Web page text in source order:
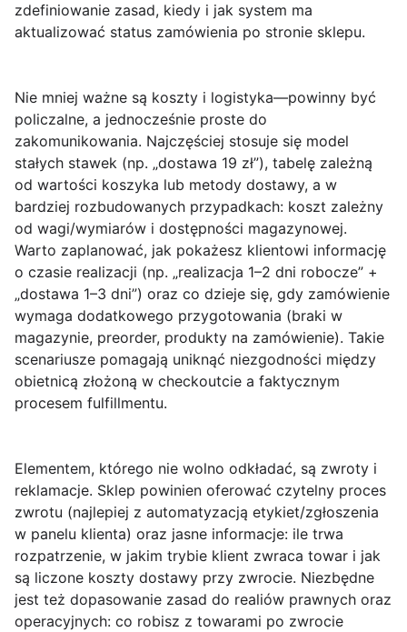
zdefiniowanie zasad, kiedy i jak system ma
aktualizować status zamówienia po stronie sklepu.
Nie mniej ważne są koszty i logistyka—powinny być
policzalne, a jednocześnie proste do
zakomunikowania. Najczęściej stosuje się model
stałych stawek (np. „dostawa 19 zł”), tabelę zależną
od wartości koszyka lub metody dostawy, a w
bardziej rozbudowanych przypadkach: koszt zależny
od wagi/wymiarów i dostępności magazynowej.
Warto zaplanować, jak pokażesz klientowi informację
o czasie realizacji (np. „realizacja 1–2 dni robocze” +
„dostawa 1–3 dni”) oraz co dzieje się, gdy zamówienie
wymaga dodatkowego przygotowania (braki w
magazynie, preorder, produkty na zamówienie). Takie
scenariusze pomagają uniknąć niezgodności między
obietnicą złożoną w checkoutcie a faktycznym
procesem fulfillmentu.
Elementem, którego nie wolno odkładać, są zwroty i
reklamacje. Sklep powinien oferować czytelny proces
zwrotu (najlepiej z automatyzacją etykiet/zgłoszenia
w panelu klienta) oraz jasne informacje: ile trwa
rozpatrzenie, w jakim trybie klient zwraca towar i jak
są liczone koszty dostawy przy zwrocie. Niezbędne
jest też dopasowanie zasad do realiów prawnych oraz
operacyjnych: co robisz z towarami po zwrocie